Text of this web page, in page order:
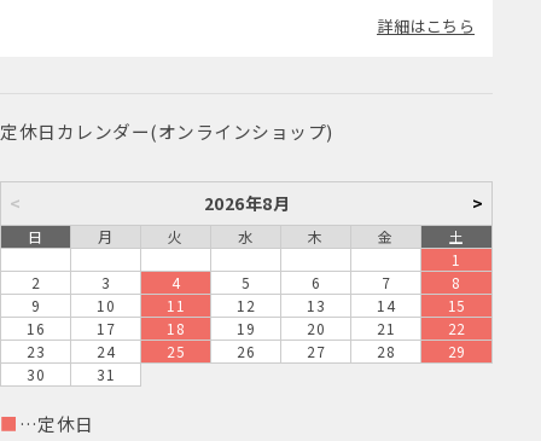
詳細はこちら
定休日カレンダー(オンラインショップ)
< 2026年8月 >
日 月 火 水 木 金
土
1
2
3 4 5 6 7
8
9
10 11 12 13 14
15
16
17 18 19 20 21
22
23
24 25 26 27 28
29
30
31
■ …定休日